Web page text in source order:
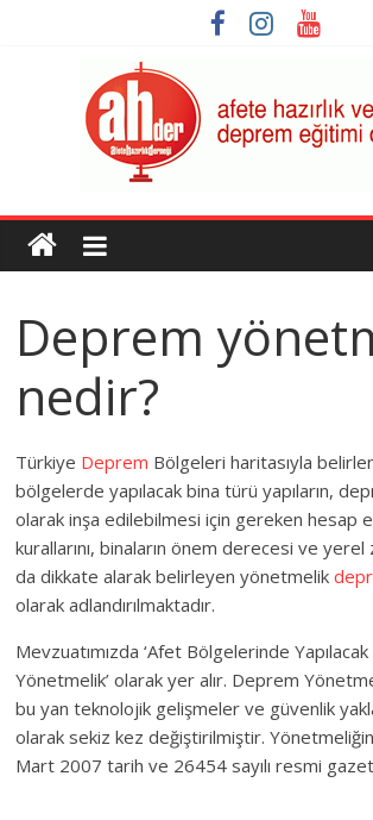
AHDER
Afete
ve
Deprem
Eğitimi
Derneği
Deprem
nedir?
Türkiye Deprem Bölgeleri haritasıyla
bölgelerde yapılacak bina türü yapıların,
olarak inşa edilebilmesi için gereken hesap
kurallarını, binaların önem derecesi ve yerel
da dikkate alarak belirleyen yönetmelik
olarak adlandırılmaktadır.
Mevzuatımızda ‘Afet Bölgelerinde Yapılacak
Yönetmelik’ olarak yer alır. Deprem
bu yan teknolojik gelişmeler ve güvenlik
olarak sekiz kez değiştirilmiştir.
Mart 2007 tarih ve 26454 sayılı resmi